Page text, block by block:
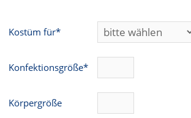
Kostüm für*
Konfektionsgröße*
Körpergröße